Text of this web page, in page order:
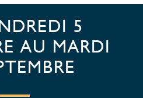
5
AU MARDI